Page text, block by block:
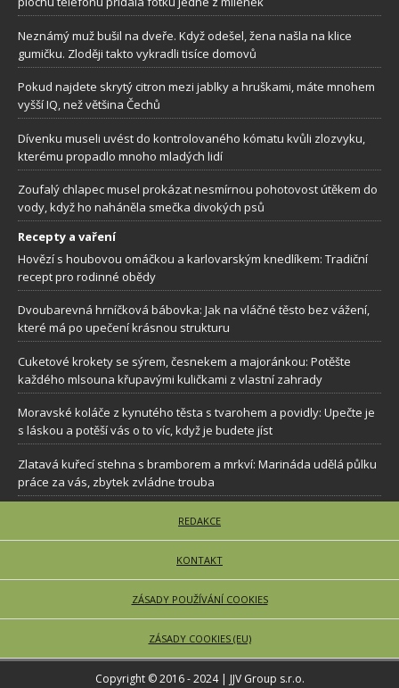
Neznámý muž bušil na dveře. Když odešel, žena našla na klice
gumičku. Zloději takto vykradli tisíce domovů
Pokud najdete skrytý citron mezi jablky a hruškami, máte mnohem
vyšší IQ, než většina Čechů
Dívenku museli uvést do kontrolovaného kómatu kvůli zlozvyku,
kterému propadlo mnoho mladých lidí
Zoufalý chlapec musel prokázat nesmírnou pohotovost útěkem do
vody, když ho naháněla smečka divokých psů
Recepty a vaření
Hovězí s houbovou omáčkou a karlovarským knedlíkem: Tradiční
recept pro rodinné obědy
Dvoubarevná hrníčková bábovka: Jak na vláčné těsto bez vážení,
které má po upečení krásnou strukturu
Cuketové krokety se sýrem, česnekem a majoránkou: Potěšte
každého mlsouna křupavými kuličkami z vlastní zahrady
Moravské koláče z kynutého těsta s tvarohem a povidly: Upečte je
s láskou a potěší vás o to víc, když je budete jíst
Zlatavá kuřecí stehna s bramborem a mrkví: Marináda udělá půlku
práce za vás, zbytek zvládne trouba
REDAKCE
KONTAKT
ZÁSADY POUŽÍVÁNÍ COOKIES
ZÁSADY COOKIES (EU)
Copyright © 2016 - 2024 | JJV Group s.r.o.